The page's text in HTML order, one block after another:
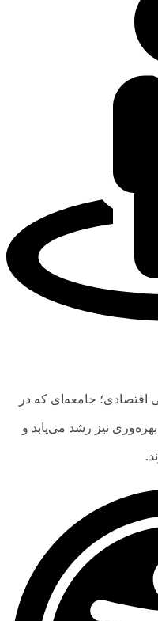
اقتصادی؛ جامعه‌ای که در
بهره‌وری نیز رشد می‌یابد و